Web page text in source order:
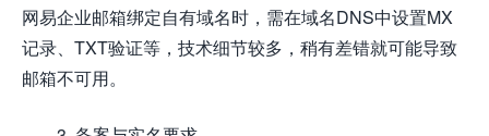
网易企业邮箱绑定自有域名时，需在域名DNS中设置MX
记录、TXT验证等，技术细节较多，稍有差错就可能导致
邮箱不可用。